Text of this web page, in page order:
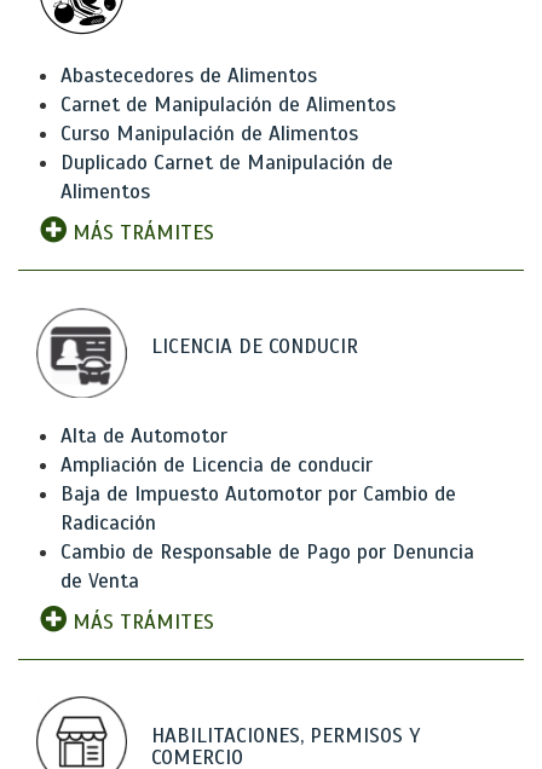
Abastecedores de Alimentos
Carnet de Manipulación de Alimentos
Curso Manipulación de Alimentos
Duplicado Carnet de Manipulación de
Alimentos
MÁS TRÁMITES
LICENCIA DE CONDUCIR
Alta de Automotor
Ampliación de Licencia de conducir
Baja de Impuesto Automotor por Cambio de
Radicación
Cambio de Responsable de Pago por Denuncia
de Venta
MÁS TRÁMITES
HABILITACIONES, PERMISOS Y
COMERCIO